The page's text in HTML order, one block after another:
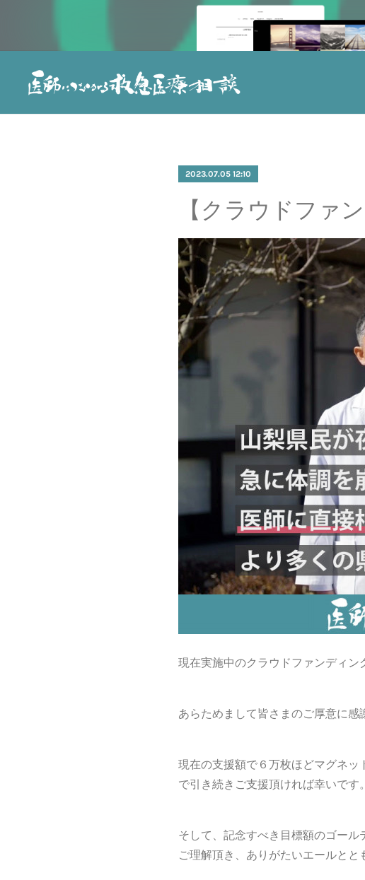
2023.07.05 12:10
【クラウドファ
現在実施中のクラウドファンディン
あらためまして皆さまのご厚意に感
現在の支援額で６万枚ほどマグネッ
で引き続きご支援頂ければ幸いです。
そして、記念すべき目標額のゴー
ご理解頂き、ありがたいエールとと